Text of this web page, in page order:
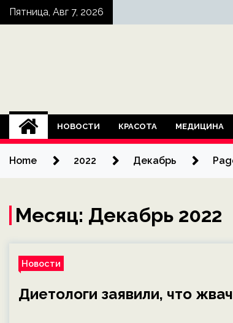
SkipПятница, Авг 7, 2026
НОВОСТИ КРАСОТА МЕДИЦИНА
Home 2022 Декабрь
Месяц: Декабрь 2022
Новости
Диетологи заявили, что